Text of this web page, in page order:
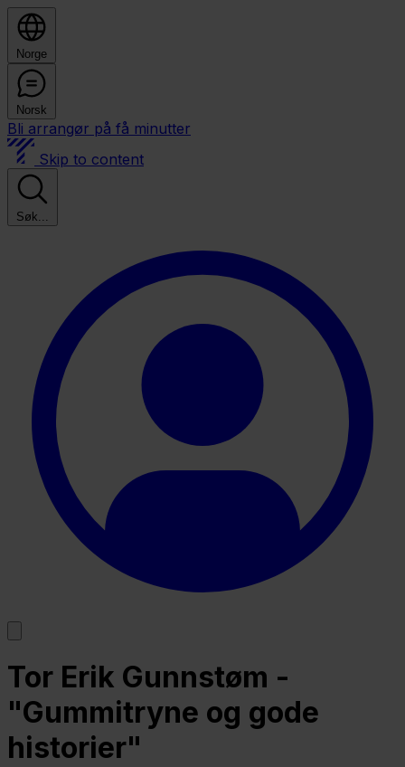
Norge
Norsk
Bli arrangør på få minutter
Skip to content
Søk...
Tor Erik Gunnstøm -
"Gummitryne og gode
historier"